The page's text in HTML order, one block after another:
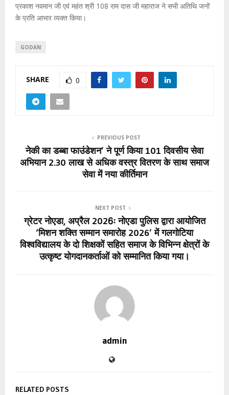
प्रकाश नवमान जी एवं महंत श्री 108 राम दास जी महाराज ने सभी अतिथि जनों
के प्रति आभार व्यक्त किया।
GODAN
SHARE 0
PREVIOUS POST
नेकी का डब्बा फाउंडेशन’ ने पूर्ण किया 101 दिवसीय सेवा
अभियान 2.30 लाख से अधिक वस्त्र वितरण के साथ समाज
सेवा में नया कीर्तिमान
NEXT POST
ग्रेटर नोएडा, अप्रैल 2026ः नोएडा पुलिस द्वारा आयोजित
‘मिशन शक्ति सम्मान समारोह 2026’ में गलगोटिया
विश्वविद्यालय के दो शिक्षकों सहित समाज के विभिन्न क्षेत्रों के
उत्कृष्ट योगदानकर्ताओं को सम्मानित किया गया।
admin
RELATED POSTS